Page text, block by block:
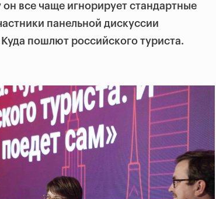
все чаще игнорирует стандартные
панельной дискуссии
пошлют российского туриста.